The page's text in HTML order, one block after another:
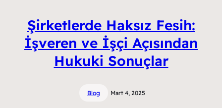
Şirketlerde Haksız Fesih:
İşveren ve İşçi Açısından
Hukuki Sonuçlar
Blog Mart 4, 2025